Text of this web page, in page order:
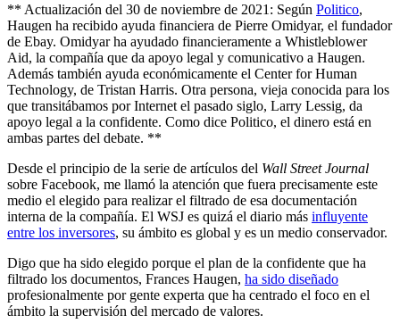
** Actualización del 30 de noviembre de 2021: Según Politico,
Haugen ha recibido ayuda financiera de Pierre Omidyar, el fundador
de Ebay. Omidyar ha ayudado financieramente a Whistleblower
Aid, la compañía que da apoyo legal y comunicativo a Haugen.
Además también ayuda económicamente el Center for Human
Technology, de Tristan Harris. Otra persona, vieja conocida para los
que transitábamos por Internet el pasado siglo, Larry Lessig, da
apoyo legal a la confidente. Como dice Politico, el dinero está en
ambas partes del debate. **
Desde el principio de la serie de artículos del Wall Street Journal
sobre Facebook, me llamó la atención que fuera precisamente este
medio el elegido para realizar el filtrado de esa documentación
interna de la compañía. El WSJ es quizá el diario más influyente
entre los inversores, su ámbito es global y es un medio conservador.
Digo que ha sido elegido porque el plan de la confidente que ha
filtrado los documentos, Frances Haugen, ha sido diseñado
profesionalmente por gente experta que ha centrado el foco en el
ámbito la supervisión del mercado de valores.